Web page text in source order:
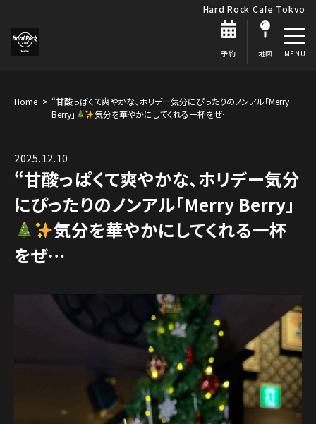
Hard Rock Cafe Tokyo
予約 地図
Home
“甘酸っぱくて爽やかな、ホリデー気分にぴったりのノンアル「Merry
Berry」
気分を華やかにしてくれる一杯をぜ…
2025.12.10
“甘酸っぱくて爽やかな、ホリデー気分
にぴったりのノンアル「Merry Berry」
気分を華やかにしてくれる一杯
をぜ…